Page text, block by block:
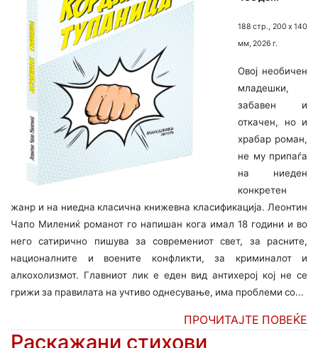
188 стр., 200 х 140
мм, 2026 г.
Овој необичен
младешки,
забавен и
откачен, но и
храбар роман,
не му припаѓа
на ниеден
конкретен
жанр и на ниедна класична книжевна класификација. Леонтин
Чапо Милениќ романот го напишан кога имал 18 години и во
него сатирично пишува за современиот свет, за расните,
националните и воените конфликти, за криминалот и
алкохолизмот. Главниот лик е еден вид антихерој кој не се
грижи за правилата на учтиво однесување, има проблеми со...
ПРОЧИТАЈТЕ ПОВЕЌЕ
Раскажани стихови